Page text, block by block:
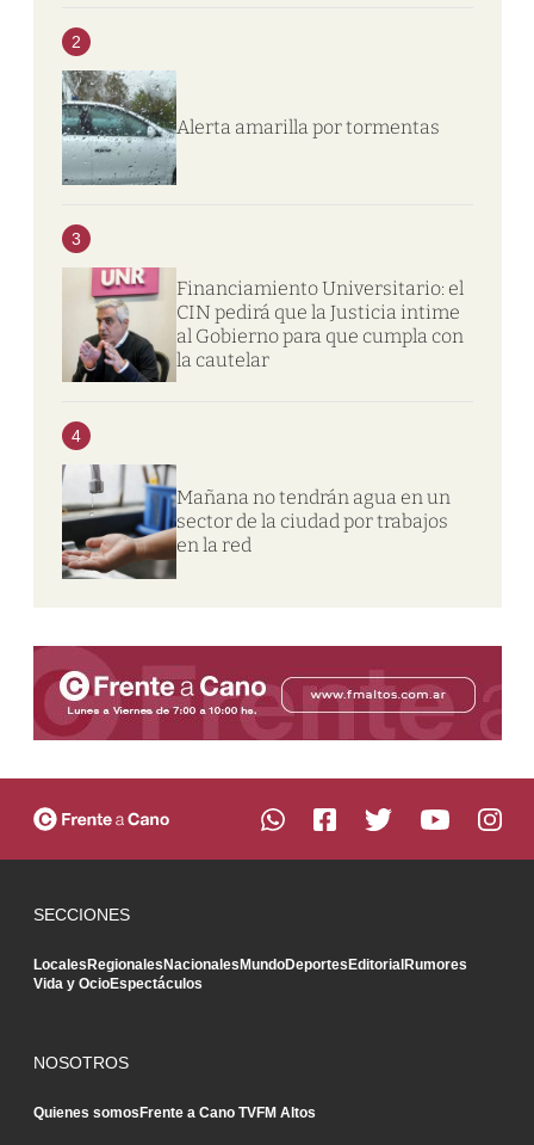
2
Alerta amarilla por tormentas
3
Financiamiento Universitario: el
CIN pedirá que la Justicia intime
al Gobierno para que cumpla con
la cautelar
4
Mañana no tendrán agua en un
sector de la ciudad por trabajos
en la red
SECCIONES
Locales Regionales Nacionales MundoDeportes Editorial Rumores
Vida y OcioEspectáculos
NOSOTROS
Quienes somos Frente a Cano TVFM Altos